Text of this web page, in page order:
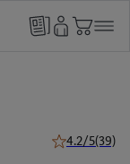
4.2/5(39)